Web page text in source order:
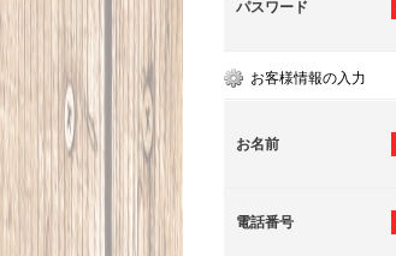
パスワード
お客様情報の入力
お名前
電話番号